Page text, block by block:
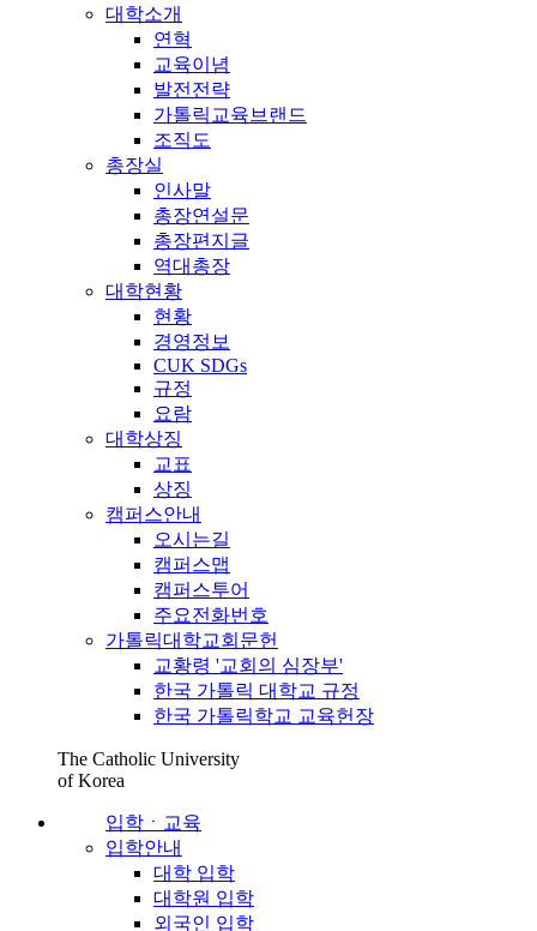
대학소개
연혁
교육이념
발전전략
가톨릭교육브랜드
조직도
총장실
인사말
총장연설문
총장편지글
역대총장
대학현황
현황
경영정보
CUK SDGs
규정
요람
대학상징
교표
상징
캠퍼스안내
오시는길
캠퍼스맵
캠퍼스투어
주요전화번호
가톨릭대학교회문헌
교황령 '교회의 심장부'
한국 가톨릭 대학교 규정
한국 가톨릭학교 교육헌장
The Catholic University
of Korea
입학ㆍ교육
입학안내
대학 입학
대학원 입학
외국인 입학